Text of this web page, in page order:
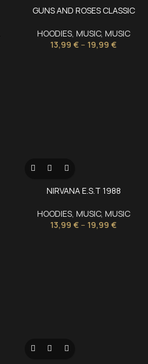
GUNS AND ROSES CLASSIC
HOODIES, MUSIC, MUSIC
13,99 € – 19,99 €
NIRVANA E.S.T 1988
HOODIES, MUSIC, MUSIC
13,99 € – 19,99 €